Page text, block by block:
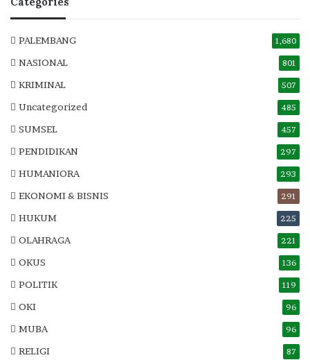
PALEMBANG 1,680
NASIONAL 801
KRIMINAL 507
Uncategorized 485
SUMSEL 457
PENDIDIKAN 297
HUMANIORA 293
EKONOMI & BISNIS 291
HUKUM 225
OLAHRAGA 221
OKUS 136
POLITIK 119
OKI 96
MUBA 96
RELIGI 87